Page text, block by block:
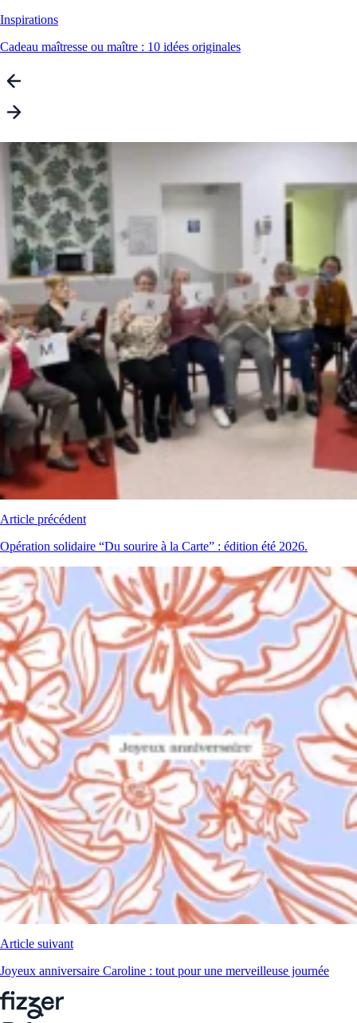
Inspirations
Cadeau maîtresse ou maître : 10 idées originales
Article précédent
Opération solidaire “Du sourire à la Carte” : édition été 2026.
Article suivant
Joyeux anniversaire Caroline : tout pour une merveilleuse journée